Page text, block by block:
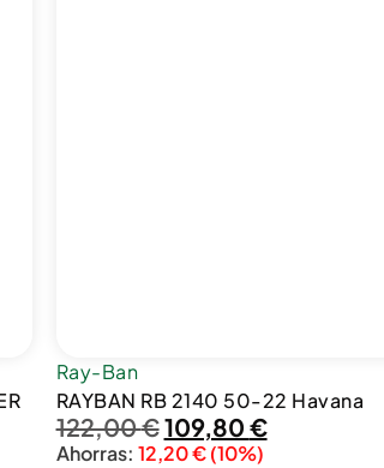
Ray-Ban
RAYBAN RB 2140 50-22 Havana
122,00€109,80 €
Ahorras: 12,20€ (10%)